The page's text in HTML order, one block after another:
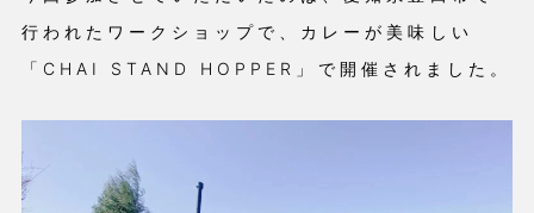
行われたワークショップで、カレーが美味しい
「CHAI STAND HOPPER」で開催されました。